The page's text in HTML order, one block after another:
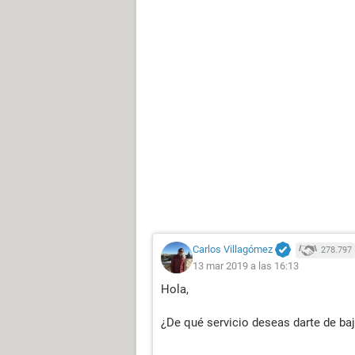
Carlos Villagómez 278.797
13 mar 2019 a las 16:13
Hola,
¿De qué servicio deseas darte de